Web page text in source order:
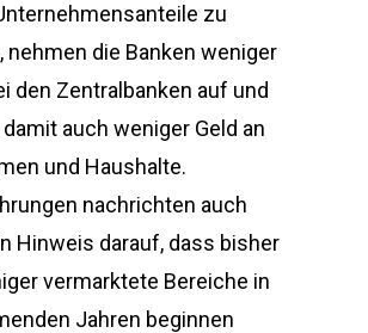
zu
nehmen die Banken weniger
den Zentralbanken auf und
auch weniger Geld an
und Haushalte.
nachrichten auch
Hinweis darauf, dass bisher
vermarktete Bereiche in
Jahren beginnen